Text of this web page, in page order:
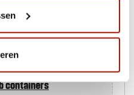
containers